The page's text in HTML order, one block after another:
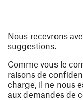
Nous recevrons
suggestions.
Comme vous le
raisons de
charge, il ne nous
aux demandes de